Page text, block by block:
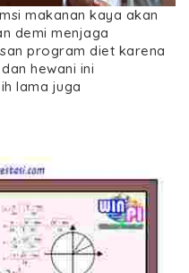
makanan kaya akan
demi menjaga
program diet karena
hewani ini
lama juga